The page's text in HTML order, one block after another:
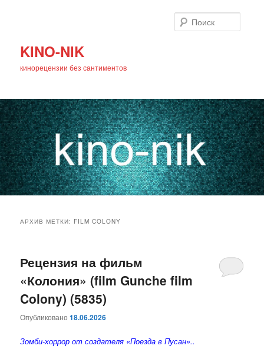
KINO-NIK
кинорецензии без сантиментов
основному
содержимому
дополнительному
содержимому
АРХИВ МЕТКИ: FILM COLONY
Рецензия на фильм
«Колония» (film Gunche film
Colony) (5835)
Опубликовано18.06.2026
Зомби-хоррор от создателя «Поезда в Пусан»..